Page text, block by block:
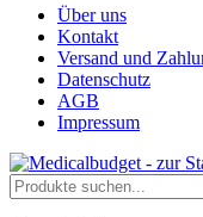
Über uns
Kontakt
Versand und
Datenschutz
AGB
Impressum